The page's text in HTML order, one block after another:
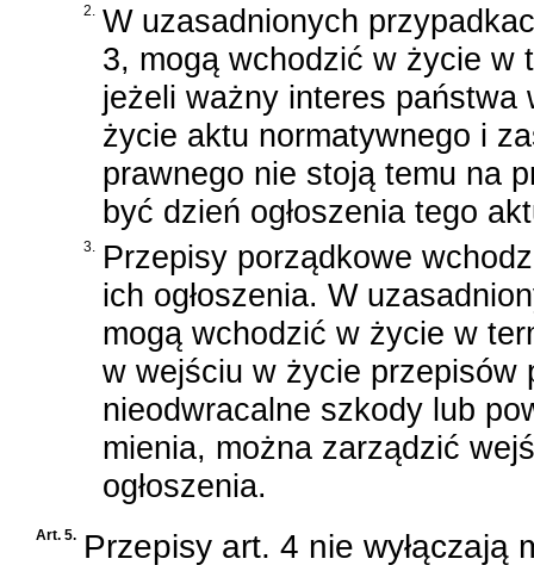
2. W uzasadnionych
3, mogą wchodzić w życie w
jeżeli ważny interes państwa
życie aktu normatywnego i
prawnego nie stoją temu na
być dzień ogłoszenia tego
3. Przepisy porządkowe
ich ogłoszenia. W
mogą wchodzić w życie w
w wejściu w życie przepisów
nieodwracalne szkody lub
mienia, można zarządzić
ogłoszenia.
Art. 5. Przepisy art. 4 nie wyłączają